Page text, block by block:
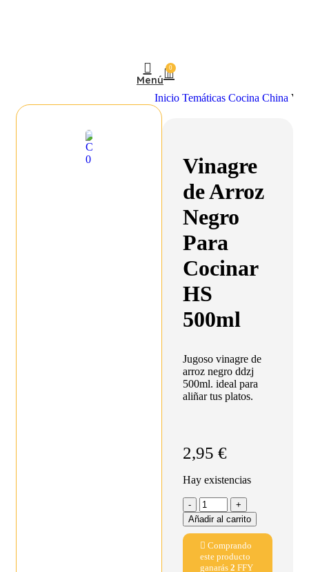
Menú
0
Inicio Temáticas Cocina China
Vinagre
de Arroz
Negro
Para
Cocinar
HS
500ml
Jugoso vinagre de
arroz negro ddzj
500ml. ideal para
aliñar tus platos.
2,95€
Hay existencias
Añadir al carrito
Comprando
este producto
ganarás2 FFY